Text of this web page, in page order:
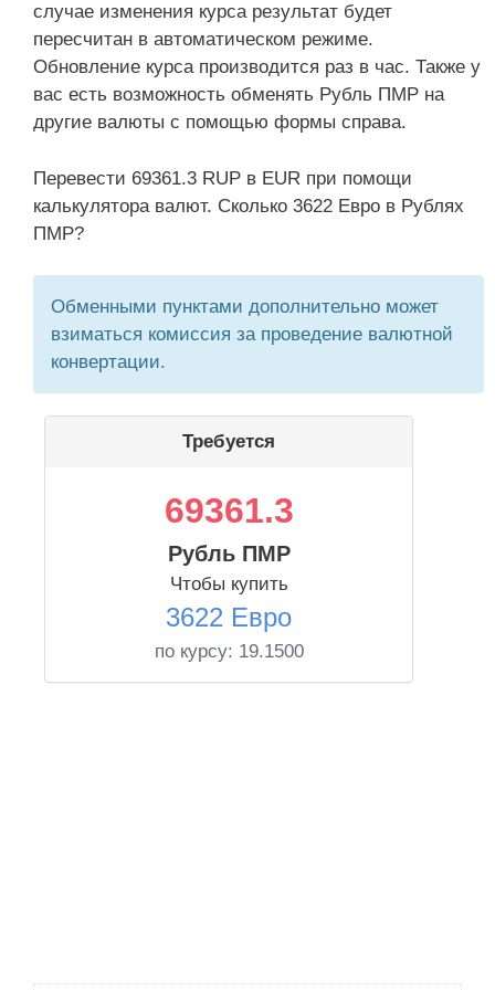
случае изменения курса результат будет
пересчитан в автоматическом режиме.
Обновление курса производится раз в час. Также у
вас есть возможность обменять Рубль ПМР на
другие валюты с помощью формы справа.
Перевести 69361.3 RUP в EUR при помощи
калькулятора валют. Сколько 3622 Евро в Рублях
ПМР?
Обменными пунктами дополнительно может
взиматься комиссия за проведение валютной
конвертации.
Требуется
69361.3
Рубль ПМР
Чтобы купить
3622 Евро
по курсу: 19.1500